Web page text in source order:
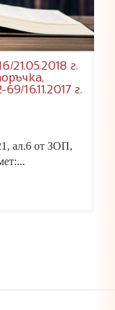
г.
16.11.2017 г.
ал.6 от ЗОП,